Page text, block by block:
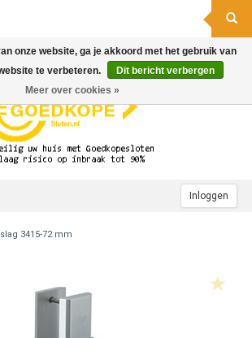
Inloggen
3415-72 mm
onze website, ga je akkoord met het gebruik van
te verbeteren.
Dit bericht verbergen
Meer over cookies »